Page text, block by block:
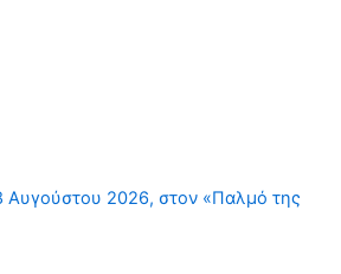
Αυγούστου 2026, στον «Παλμό της